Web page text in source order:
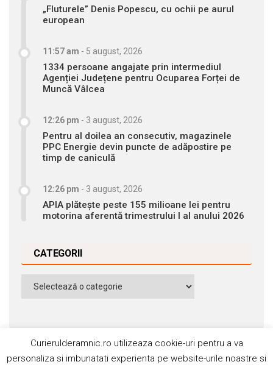
„Fluturele” Denis Popescu, cu ochii pe aurul
european
11:57 am - 5 august, 2026
1334 persoane angajate prin intermediul
Agenției Județene pentru Ocuparea Forței de
Muncă Vâlcea
12:26 pm - 3 august, 2026
Pentru al doilea an consecutiv, magazinele
PPC Energie devin puncte de adăpostire pe
timp de caniculă
12:26 pm - 3 august, 2026
APIA plătește peste 155 milioane lei pentru
motorina aferentă trimestrului I al anului 2026
CATEGORII
Categorii
Curierulderamnic.ro utilizeaza cookie-uri pentru a va
personaliza si imbunatati experienta pe website-urile noastre si